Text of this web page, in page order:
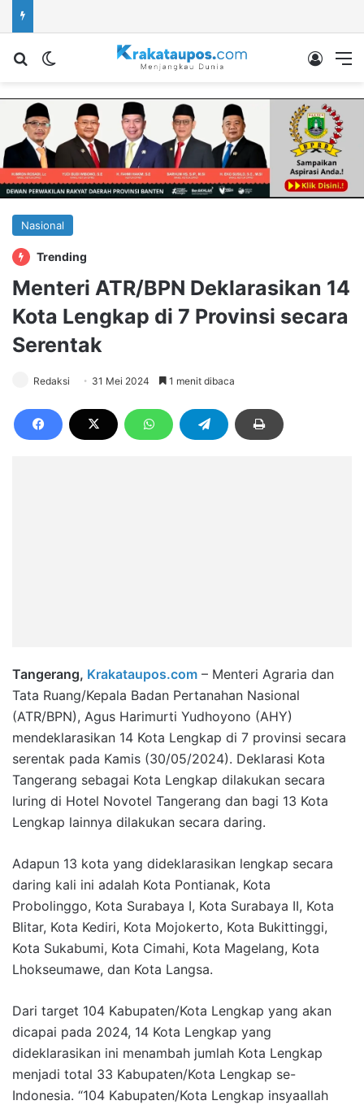
Cari berita...Switch skin Log In
Nasional
Trending
Menteri ATR/BPN Deklarasikan 14
Kota Lengkap di 7 Provinsi secara
Serentak
Redaksi 31 Mei 2024 1 menit dibaca
Tangerang, Krakataupos.com – Menteri Agraria dan
Tata Ruang/Kepala Badan Pertanahan Nasional
(ATR/BPN), Agus Harimurti Yudhoyono (AHY)
mendeklarasikan 14 Kota Lengkap di 7 provinsi secara
serentak pada Kamis (30/05/2024). Deklarasi Kota
Tangerang sebagai Kota Lengkap dilakukan secara
luring di Hotel Novotel Tangerang dan bagi 13 Kota
Lengkap lainnya dilakukan secara daring.
Adapun 13 kota yang dideklarasikan lengkap secara
daring kali ini adalah Kota Pontianak, Kota
Probolinggo, Kota Surabaya I, Kota Surabaya II, Kota
Blitar, Kota Kediri, Kota Mojokerto, Kota Bukittinggi,
Kota Sukabumi, Kota Cimahi, Kota Magelang, Kota
Lhokseumawe, dan Kota Langsa.
Dari target 104 Kabupaten/Kota Lengkap yang akan
dicapai pada 2024, 14 Kota Lengkap yang
dideklarasikan ini menambah jumlah Kota Lengkap
menjadi total 33 Kabupaten/Kota Lengkap se-
Indonesia. “104 Kabupaten/Kota Lengkap insyaallah